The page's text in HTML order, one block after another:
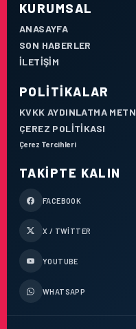
KURUMSAL
ANASAYFA
SON HABERLER
İLETIŞIM
POLITIKALAR
KVKK AYDINLATMA
ÇEREZ POLITIKASI
Çerez Tercihleri
TAKIPTE KALIN
FACEBOOK
X / TWITTER
YOUTUBE
WHATSAPP